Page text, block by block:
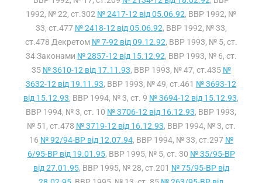
1992, № 22, ст.302 № 2417-12 від 05.06.92, ВВР 1992, №
33, ст.477 № 2418-12 від 05.06.92, ВВР 1992, № 33,
ст.478 Декретом № 7-92 від 09.12.92, ВВР 1993, № 5, ст.
34 Законами № 2857-12 від 15.12.92, ВВР 1993, № 6, ст.
35 № 3610-12 від 17.11.93, ВВР 1993, № 47, ст.435 №
3632-12 від 19.11.93, ВВР 1993, № 49, ст.461 № 3693-12
від 15.12.93, ВВР 1994, № 3, ст. 9 № 3694-12 від 15.12.93,
ВВР 1994, № 3, ст. 10 № 3706-12 від 16.12.93, ВВР 1993,
№ 51, ст.478 № 3719-12 від 16.12.93, ВВР 1994, № 3, ст.
16 № 92/94-ВР від 12.07.94, ВВР 1994, № 33, ст.297 №
6/95-ВР від 19.01.95, ВВР 1995, № 5, ст. 30 № 35/95-ВР
від 27.01.95, ВВР 1995, № 28, ст.201 № 75/95-ВР від